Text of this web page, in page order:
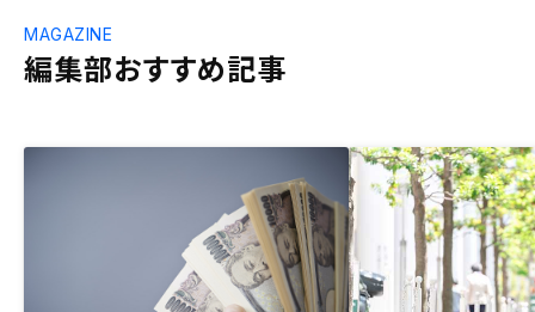
編集部おすすめ記事
MAGAZINE